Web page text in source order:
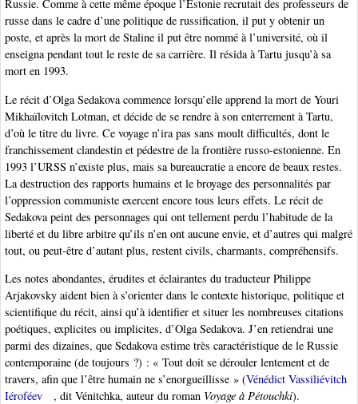
Russie. Comme à cette même époque l’Estonie recrutait des professeurs de
russe dans le cadre d’une politique de russification, il put y obtenir un
poste, et après la mort de Staline il put être nommé à l’université, où il
enseigna pendant tout le reste de sa carrière. Il résida à Tartu jusqu’à sa
mort en 1993.
Le récit d’Olga Sedakova commence lorsqu’elle apprend la mort de Youri
Mikhaïlovitch Lotman, et décide de se rendre à son enterrement à Tartu,
d’où le titre du livre. Ce voyage n’ira pas sans moult difficultés, dont le
franchissement clandestin et pédestre de la frontière russo-estonienne. En
1993 l’URSS n’existe plus, mais sa bureaucratie a encore de beaux restes.
La destruction des rapports humains et le broyage des personnalités par
l’oppression communiste exercent encore tous leurs effets. Le récit de
Sedakova peint des personnages qui ont tellement perdu l’habitude de la
liberté et du libre arbitre qu’ils n’en ont aucune envie, et d’autres qui malgré
tout, ou peut-être d’autant plus, restent civils, charmants, compréhensifs.
Les notes abondantes, érudites et éclairantes du traducteur Philippe
Arjakovsky aident bien à s’orienter dans le contexte historique, politique et
scientifique du récit, ainsi qu’à identifier et situer les nombreuses citations
poétiques, explicites ou implicites, d’Olga Sedakova. J’en retiendrai une
parmi des dizaines, que Sedakova estime très caractéristique de le Russie
contemporaine (de toujours ?) : « Tout doit se dérouler lentement et de
travers, afin que l’être humain ne s’enorgueillisse » (Vénédict Vassiliévitch
Iéroféev
, dit Vénitchka, auteur du roman Voyage à Pétouchki).